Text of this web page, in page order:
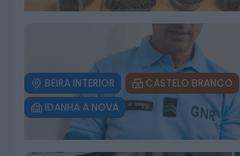
BEIRA INTERIOR
CASTELO BRANCO
IDANHA A NOVA
Dois detidos por tráfico
estupefacientes em